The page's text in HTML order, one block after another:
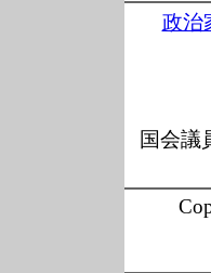
政治
国会議